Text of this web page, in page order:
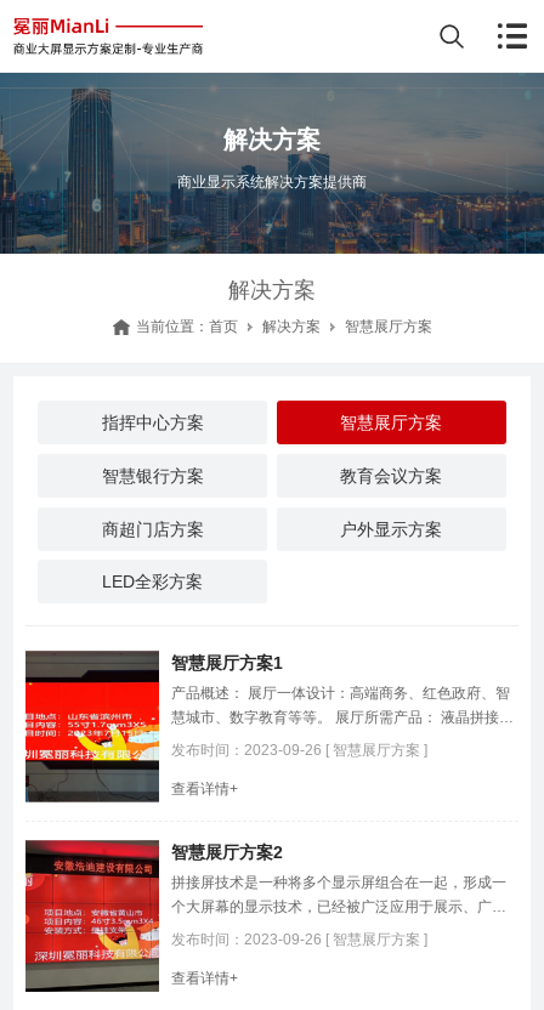
解决方案
商业显示系统解决方案提供商
解决方案
当前位置： 首页 解决方案 智慧展厅方案
指挥中心方案 智慧展厅方案
智慧银行方案 教育会议方案
商超门店方案 户外显示方案
LED全彩方案
智慧展厅方案1
产品概述： 展厅一体设计：高端商务、红色政府、智
慧城市、数字教育等等。 展厅所需产品： 液晶拼接
屏、全彩LED显示屏。 智慧展厅意义： 运营管理更加
用户对外展示的窗口，无论是政府企业形象展示，还
发布时间：2023-09-26 [ 智慧展厅方案 ]
查看详情+
智慧展厅方案2
拼接屏技术是一种将多个显示屏组合在一起，形成一
个大屏幕的显示技术，已经被广泛应用于展示、广
告、监控、教育等领域，为不同领域的应用提供了多
发布时间：2023-09-26 [ 智慧展厅方案 ]
查看详情+